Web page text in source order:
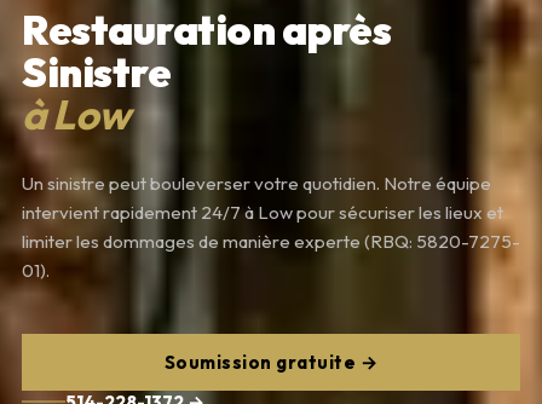
Restauration après
Sinistre
à Low
Un sinistre peut bouleverser votre quotidien. Notre équipe
intervient rapidement 24/7 à Low pour sécuriser les lieux et
limiter les dommages de manière experte (RBQ: 5820-7275-
01).
Soumission gratuite →